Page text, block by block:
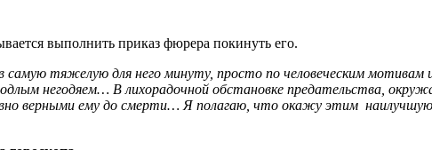
выполнить приказ фюрера покинуть его.
тяжелую для него минуту, просто по человеческим мотивам
негодяем… В лихорадочной обстановке предательства,
верными ему до смерти… Я полагаю, что окажу этим наилучшую